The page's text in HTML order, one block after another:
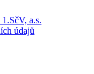
a.s.
údajů